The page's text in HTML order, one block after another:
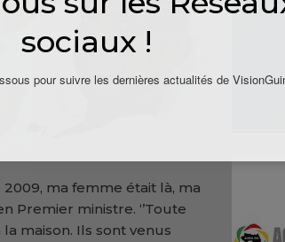
ma femme était là, ma
Premier ministre. ‘’Toute
maison. Ils sont venus
sociaux !
pour suivre les dernières actualités de